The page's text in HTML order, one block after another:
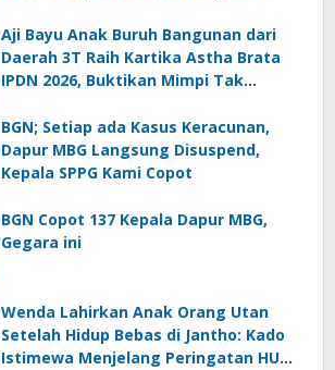
Aji Bayu Anak Buruh Bangunan dari
Daerah 3T Raih Kartika Astha Brata
IPDN 2026, Buktikan Mimpi Tak
BGN; Setiap ada Kasus Keracunan,
Dapur MBG Langsung Disuspend,
Kepala SPPG Kami Copot
BGN Copot 137 Kepala Dapur MBG,
Gegara ini
Wenda Lahirkan Anak Orang Utan
Setelah Hidup Bebas di Jantho: Kado
Istimewa Menjelang Peringatan HUT